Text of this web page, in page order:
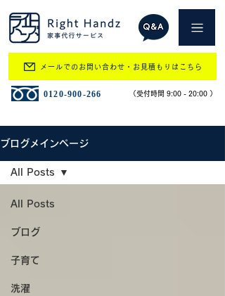
​0120-900-266 ​（受付時間 9:00 - 20:00 ）
メールでのお問い合わせ・お見積もりはこちら
ブログメインページ
All Posts
ブログ
子育て
洗濯
All Posts